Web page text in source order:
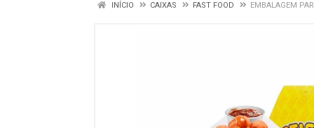
INÍCIO CAIXAS FAST FOOD EMBALAGEM